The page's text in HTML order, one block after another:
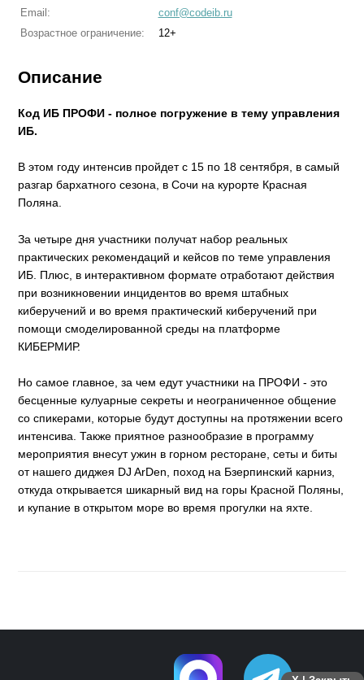
Email:
conf@codeib.ru
Возрастное ограничение:
12+
Описание
Код ИБ ПРОФИ - полное погружение в тему управления
ИБ.
В этом году интенсив пройдет с 15 по 18 сентября, в самый
разгар бархатного сезона, в Сочи на курорте Красная
Поляна.
За четыре дня участники получат набор реальных
практических рекомендаций и кейсов по теме управления
ИБ. Плюс, в интерактивном формате отработают действия
при возникновении инцидентов во время штабных
киберучений и во время практический киберучений при
помощи смоделированной среды на платформе
КИБЕРМИР.
Но самое главное, за чем едут участники на ПРОФИ - это
бесценные кулуарные секреты и неограниченное общение
со спикерами, которые будут доступны на протяжении всего
интенсива. Также приятное разнообразие в программу
мероприятия внесут ужин в горном ресторане, сеты и биты
от нашего диджея DJ ArDen, поход на Бзерпинский карниз,
откуда открывается шикарный вид на горы Красной Поляны,
и купание в открытом море во время прогулки на яхте.